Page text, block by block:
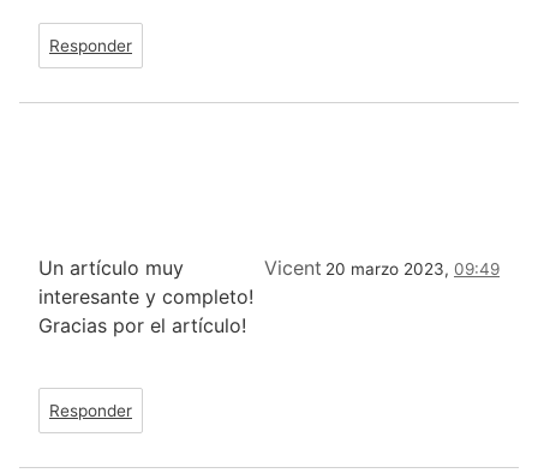
Responder
Vicent 20 marzo 2023, 09:49
Un artículo muy
interesante y completo!
Gracias por el artículo!
Responder